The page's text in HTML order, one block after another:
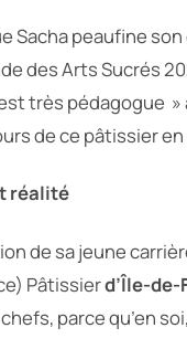
Sacha peaufine
des Arts Sucrés
très pédagogue »
de ce pâtissier en
réalité
de sa jeune
Pâtissierd’Île-
parce qu’en